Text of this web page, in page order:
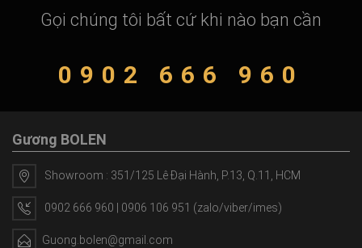
Gọi chúng tôi bất cứ khi nào bạn cần
0902 666 960
Gương BOLEN
Showroom : 351/125 Lê Đại Hành, P.13, Q.11, HCM
0902 666 960 | 0906 106 951 (zalo/viber/imes)
Guong.bolen@gmail.com